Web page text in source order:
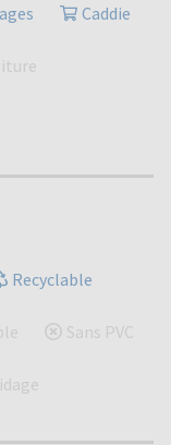
Caddie
Recyclable
Sans PVC